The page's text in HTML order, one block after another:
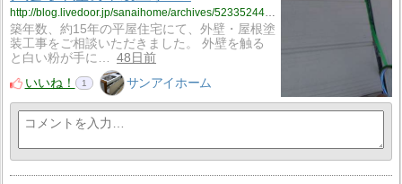
http://blog.livedoor.jp/sanaihome/archives/52335244.html
築年数、約15年の平屋住宅にて、外壁・屋根塗
装工事をご相談いただきました。 外壁を触る
と白い粉が手に…
48日前
いいね！
1 サンアイホーム